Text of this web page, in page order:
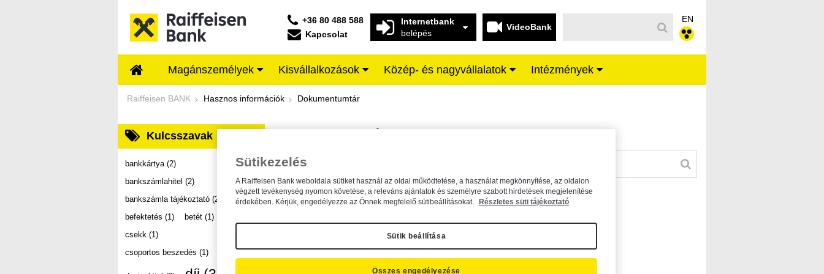
+36 80 488 588
Kapcsolat
Internetbank
belépés
VideoBank
EN
Magánszemélyek Kisvállalkozások Közép- és nagyvállalatok Intézmények
Dokumentumtár - Raiffeisen BANK
Raiffeisen BANK Hasznos információk Dokumentumtár
Kulcsszavak
bankkártya (2)
bankszámlahitel (2)
bankszámla tájékoztató (2)
befektetés (1) betét (1)
csekk (1)
csoportos beszedés (1)
A dokumentum kereséséhez kérjük, írja be a keresőszót a mezőbe.
Sütikezelés
A Raiffeisen Bank weboldala sütiket használ az oldal működtetése, a használat megkönnyítése, az oldalon
végzett tevékenység nyomon követése, a releváns ajánlatok és személyre szabott hirdetések megjelenítése
érdekében. Kérjük, engedélyezze az Önnek megfelelő sütibeállításokat.
Részletes süti tájékoztató
Sütik beállítása
Összes engedélyezése